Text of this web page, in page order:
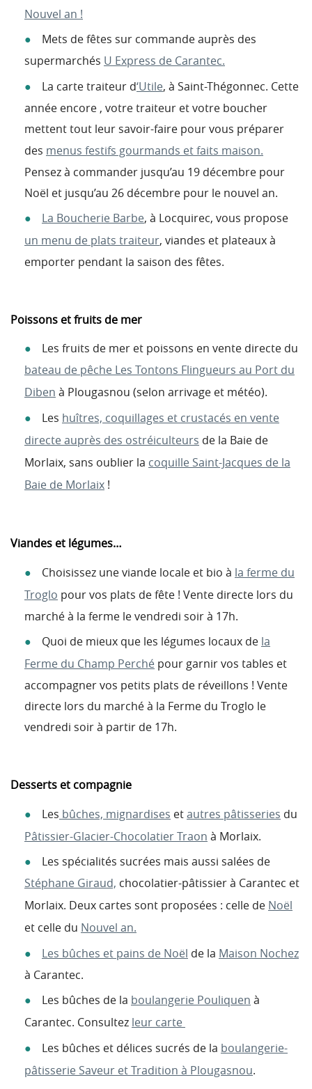
Nouvel an !
Mets de fêtes sur commande auprès des
supermarchés U Express de Carantec.
La carte traiteur d‘Utile, à Saint-Thégonnec. Cette
année encore , votre traiteur et votre boucher
mettent tout leur savoir-faire pour vous préparer
des menus festifs gourmands et faits maison.
Pensez à commander jusqu’au 19 décembre pour
Noël et jusqu’au 26 décembre pour le nouvel an.
La Boucherie Barbe, à Locquirec, vous propose
un menu de plats traiteur, viandes et plateaux à
emporter pendant la saison des fêtes.
Poissons et fruits de mer
Les fruits de mer et poissons en vente directe du
bateau de pêche Les Tontons Flingueurs au Port du
Diben à Plougasnou (selon arrivage et météo).
Les huîtres, coquillages et crustacés en vente
directe auprès des ostréiculteurs de la Baie de
Morlaix, sans oublier la coquille Saint-Jacques de la
Baie de Morlaix !
Viandes et légumes…
Choisissez une viande locale et bio à la ferme du
Troglo pour vos plats de fête ! Vente directe lors du
marché à la ferme le vendredi soir à 17h.
Quoi de mieux que les légumes locaux de la
Ferme du Champ Perché pour garnir vos tables et
accompagner vos petits plats de réveillons ! Vente
directe lors du marché à la Ferme du Troglo le
vendredi soir à partir de 17h.
Desserts et compagnie
Les bûches, mignardises etautres pâtisseries du
Pâtissier-Glacier-Chocolatier Traon à Morlaix.
Les spécialités sucrées mais aussi salées de
Stéphane Giraud, chocolatier-pâtissier à Carantec et
Morlaix. Deux cartes sont proposées : celle de Noël
et celle du Nouvel an.
Les bûches et pains de Noël de la Maison Nochez
à Carantec.
Les bûches de la boulangerie Pouliquen à
Carantec. Consultez leur carte
Les bûches et délices sucrés de la boulangerie-
pâtisserie Saveur et Tradition à Plougasnou.